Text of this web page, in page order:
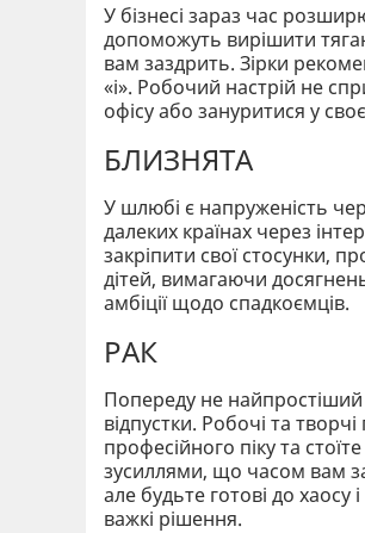
У бізнесі зараз час
допоможуть вирішити
вам заздрить. Зірки
«і». Робочий настрій не
офісу або зануритися у
БЛИЗНЯТА
У шлюбі є напруженість
далеких країнах через
закріпити свої стосунки,
дітей, вимагаючи
амбіції щодо спадкоємців.
РАК
Попереду не найпростіший
відпустки. Робочі та
професійного піку та
зусиллями, що часом вам
але будьте готові до хаосу
важкі рішення.